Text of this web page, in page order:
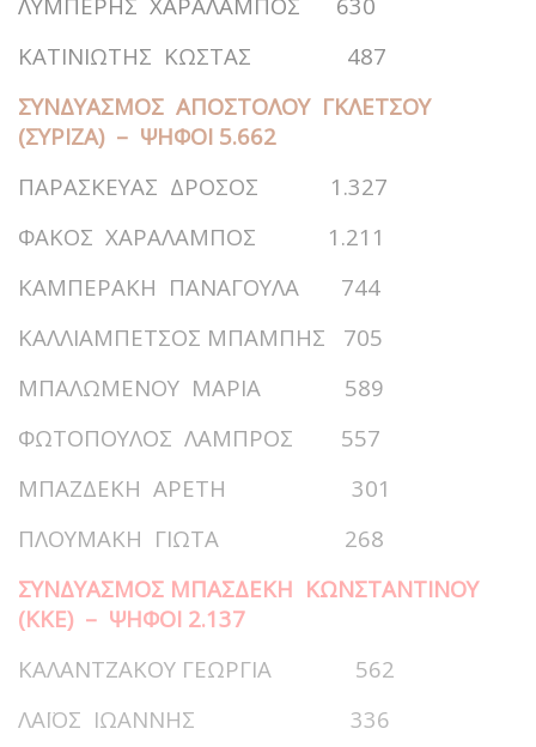
ΚΑΤΙΝΙΩΤΗΣ ΚΩΣΤΑΣ 487
ΣΥΝΔΥΑΣΜΟΣ ΑΠΟΣΤΟΛΟΥ ΓΚΛΕΤΣΟΥ
(ΣΥΡΙΖΑ) – ΨΗΦΟΙ 5.662
ΠΑΡΑΣΚΕΥΑΣ ΔΡΟΣΟΣ 1.327
ΦΑΚΟΣ ΧΑΡΑΛΑΜΠΟΣ 1.211
ΚΑΜΠΕΡΑΚΗ ΠΑΝΑΓΟΥΛΑ 744
ΚΑΛΛΙΑΜΠΕΤΣΟΣ ΜΠΑΜΠΗΣ 705
ΜΠΑΛΩΜΕΝΟΥ ΜΑΡΙΑ 589
ΦΩΤΟΠΟΥΛΟΣ ΛΑΜΠΡΟΣ 557
ΜΠΑΖΔΕΚΗ ΑΡΕΤΗ 301
ΠΛΟΥΜΑΚΗ ΓΙΩΤΑ 268
ΣΥΝΔΥΑΣΜΟΣ ΜΠΑΣΔΕΚΗ ΚΩΝΣΤΑΝΤΙΝΟΥ
(ΚΚΕ) – ΨΗΦΟΙ 2.137
ΚΑΛΑΝΤΖΑΚΟΥ ΓΕΩΡΓΙΑ 562
ΛΑΪΟΣ ΙΩΑΝΝΗΣ 336